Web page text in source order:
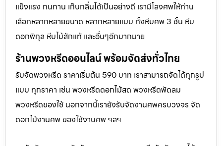
แข็งแรง ทนทาน เก็บกลิ่นได้เป็นอย่างดี เรามีโลงศพให้ท่าน
เลือกหลากหลายขนาด หลากหลายแบบ ทั้งหีบศพ 3 ชั้น หีบ
ดอกพิกุล หีบไม้สักแท้ และอื่นๆอีกมากมาย
ร้านพวงหรีดออนไลน์ พร้อมจัดส่งทั่วไทย
รับจัดพวงหรีด ราคาเริ่มต้น 590 บาท เราสามารถจัดได้ทุกรูป
แบบ ทุกราคา เช่น พวงหรีดดอกไม้สด พวงหรีดพัดลม
พวงหรีดของใช้ นอกจากนี้เรายังรับจัดงานศพครบวงจร จัด
ดอกไม้งานศพ ของใช้งานศพ ฯลฯ